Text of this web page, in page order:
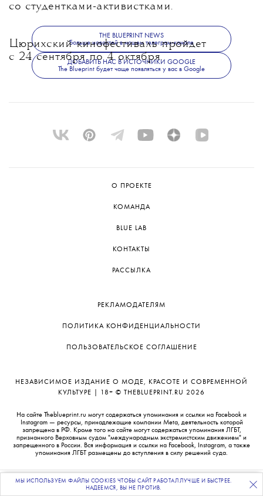
ПОДПИСЫВАЙТЕСЬНА НАШУ ВЕЧЕРНЮЮ РАССЫЛКУ
со студентками-активистками.
Цюрихский кинофестиваль пройдет
с 24 сентября по 4 октября.
THE BLUEPRINT NEWS
Больше новостей в нашем телеграм-канале
ДОБАВИТЬ НАС В ИСТОЧНИКИ GOOGLE
The Blueprint будет чаще появляться у вас в Google
О ПРОЕКТЕ
КОМАНДА
BLUE LAB
КОНТАКТЫ
РАССЫЛКА
РЕКЛАМОДАТЕЛЯМ
ПОЛИТИКА КОНФИДЕНЦИАЛЬНОСТИ
ПОЛЬЗОВАТЕЛЬСКОЕ СОГЛАШЕНИЕ
НЕЗАВИСИМОЕ ИЗДАНИЕ О МОДЕ, КРАСОТЕ И СОВРЕМЕННОЙ
КУЛЬТУРЕ | 18+ © THEBLUEPRINT.RU 2026
На сайте Theblueprint.ru могут содержаться упоминания и ссылки на Facebook и
Instagram — ресурсы, принадлежащие компании Meta, деятельность которой
запрещена в РФ. Кроме того на сайте могут содержаться упоминания ЛГБТ,
признанного Верховным судом "международным экстремистским движением" и
запрещенного в России. Вся информация и ссылки на Facebook, Instagram, а также
упоминания ЛГБТ размещены до вступления в силу решений суда.
МЫ ИСПОЛЬЗУЕМ ФАЙЛЫ COOKIES ЧТОБЫ САЙТ РАБОТАЛ ЛУЧШЕ И БЫСТРЕЕ.
НАДЕЕМСЯ, ВЫ НЕ ПРОТИВ.